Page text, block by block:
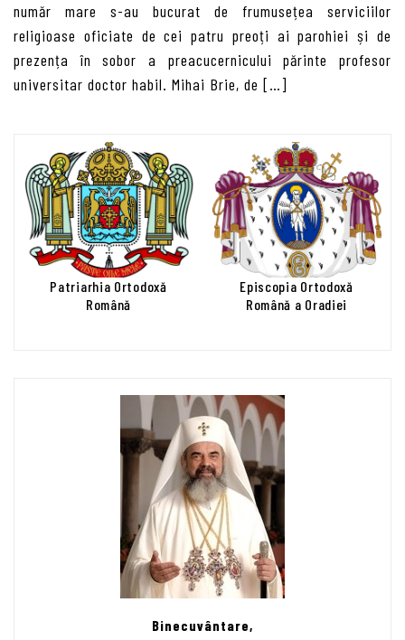
număr mare s-au bucurat de frumusețea serviciilor
religioase oficiate de cei patru preoți ai parohiei și de
prezența în sobor a preacucernicului părinte profesor
universitar doctor habil. Mihai Brie, de […]
Patriarhia Ortodoxă
Română
Episcopia Ortodoxă
Română a Oradiei
Binecuvântare,